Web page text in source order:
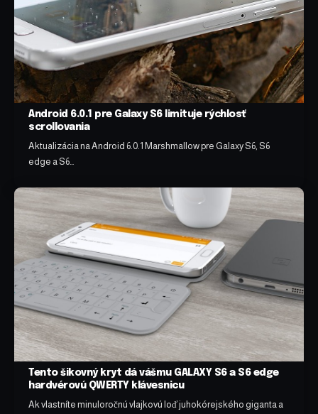
Android 6.0.1 pre Galaxy S6 limituje rýchlosť
scrollovania
Aktualizácia na Android 6.0.1 Marshmallow pre Galaxy S6, S6
edge a S6…
Tento šikovný kryt dá vášmu GALAXY S6 a S6 edge
hardvérovú QWERTY klávesnicu
Ak vlastníte minuloročnú vlajkovú loď juhokórejského giganta a